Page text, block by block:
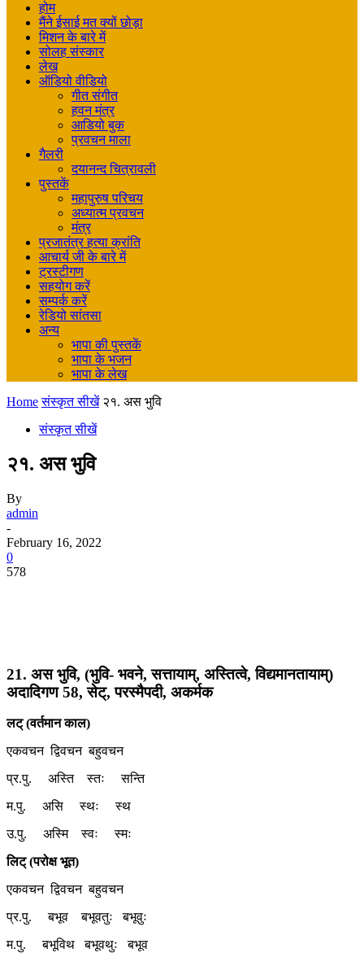
होम
मैंने ईसाई मत क्यों छोड़ा
मिशन के बारे में
सोलह संस्कार
लेख
ऑडियो वीडियो
गीत संगीत
हवन मंत्र
आडियो बुक
प्रवचन माला
गैलरी
दयानन्द चित्रावली
पुस्तकें
महापुरुष परिचय
अध्यात्म प्रवचन
मंत्र
प्रजातंत्र हत्या क्रांति
आचार्य जी के बारे में
ट्रस्टीगण
सहयोग करें
सम्पर्क करें
रेडियो सांतसा
अन्य
भापा की पुस्तकें
भापा के भजन
भापा के लेख
Home संस्कृत सीखें २१. अस भुवि
संस्कृत सीखें
२१. अस भुवि
By
admin
-
February 16, 2022
0
578
21. अस भुवि, (भुवि- भवने, सत्तायाम्, अस्तित्वे, विद्यमानतायाम्)
अदादिगण 58, सेट्, परस्मैपदी, अकर्मक
लट् (वर्तमान काल)
एकवचन द्विवचन बहुवचन
प्र.पु. अस्ति स्तः सन्ति
म.पु. असि स्थः स्थ
उ.पु. अस्मि स्वः स्मः
लिट् (परोक्ष भूत)
एकवचन द्विवचन बहुवचन
प्र.पु. बभूव बभूवतुः बभूवुः
म.पु. बभूविथ बभूवथुः बभूव